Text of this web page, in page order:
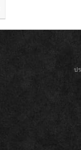
ป